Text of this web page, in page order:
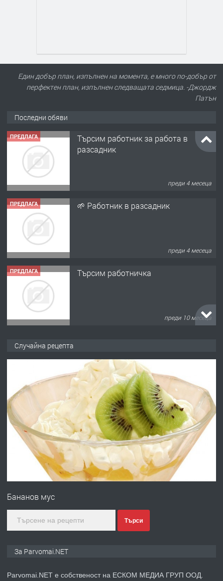
Един добър план, изпълнен на момента, е много по-добър от
перфектен план, изпълнен следващата седмица. -Джордж
Патън
Последни обяви
ПРЕДЛАГА
Търсим работник за работа в
разсадник
преди 4 месеца
ПРЕДЛАГА 🌱 Работник в разсадник
преди 4 месеца
ПРЕДЛАГА Търсим работничка
преди 10 месеца
преди 1 година
ПРЕДЛАГА Работа за общи работници
преди 1 година
Първи поход "По стъпките на Ангел
Случайна рецепта
Бананов мус
Търси
За Parvomai.NET
Parvomai.NET е собственост на ЕСКОМ МЕДИА ГРУП ООД.